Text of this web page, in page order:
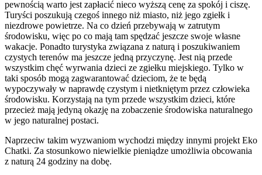
pewnością warto jest zapłacić nieco wyższą cenę za spokój i ciszę.
Turyści poszukują czegoś innego niż miasto, niż jego zgiełk i
niezdrowe powietrze. Na co dzień przebywają w zatrutym
środowisku, więc po co mają tam spędzać jeszcze swoje własne
wakacje. Ponadto turystyka związana z naturą i poszukiwaniem
czystych terenów ma jeszcze jedną przyczynę. Jest nią przede
wszystkim chęć wyrwania dzieci ze zgiełku miejskiego. Tylko w
taki sposób mogą zagwarantować dzieciom, że te będą
wypoczywały w naprawdę czystym i nietkniętym przez człowieka
środowisku. Korzystają na tym przede wszystkim dzieci, które
przecież mają jedyną okazję na zobaczenie środowiska naturalnego
w jego naturalnej postaci.
Naprzeciw takim wyzwaniom wychodzi między innymi projekt Eko
Chatki. Za stosunkowo niewielkie pieniądze umożliwia obcowania
z naturą 24 godziny na dobę.